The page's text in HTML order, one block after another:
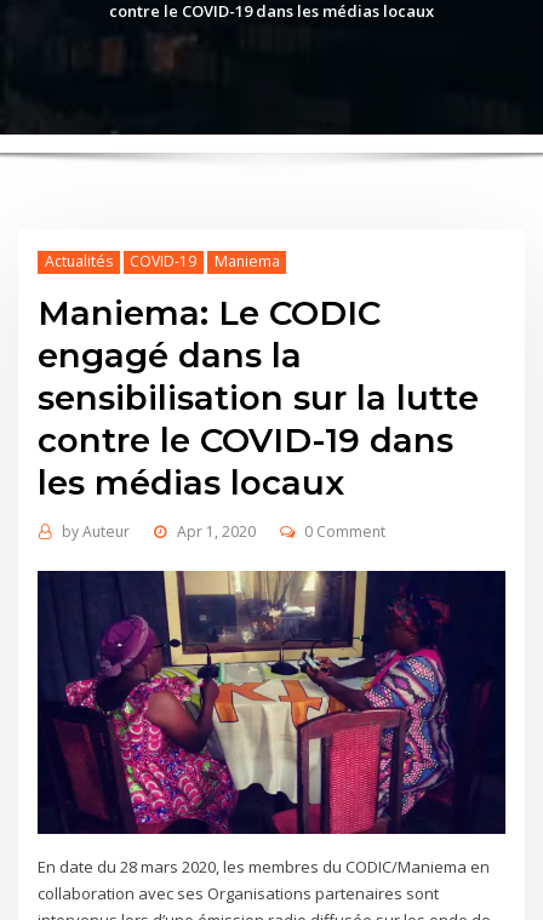
contre le COVID-19 dans les médias locaux
Actualités COVID-19 Maniema
Maniema: Le CODIC
engagé dans la
sensibilisation sur la lutte
contre le COVID-19 dans
les médias locaux
byAuteur Apr 1, 2020 0 Comment
En date du 28 mars 2020, les membres du CODIC/Maniema en
collaboration avec ses Organisations partenaires sont